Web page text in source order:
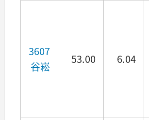
3607
谷崧
53.00 6.04